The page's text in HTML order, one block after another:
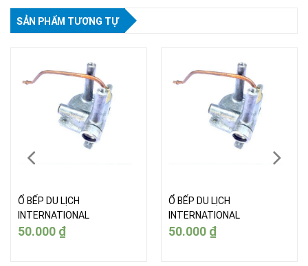
SẢN PHẨM TƯƠNG TỰ
Ổ BẾP DU LỊCH
INTERNATIONAL
50.000 ₫
Ổ BẾP DU LỊCH
INTERNATIONAL
50.000 ₫